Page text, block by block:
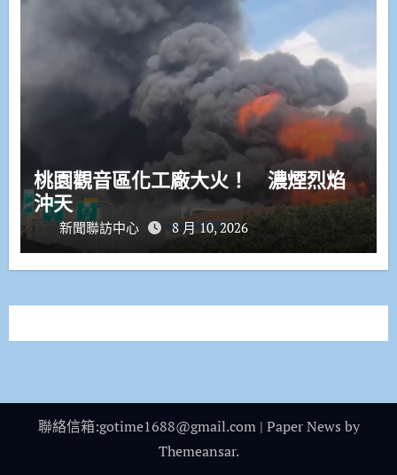
桃園觀音區化工廠大火！ 濃煙烈焰
沖天
新聞聯訪中心 8 月 10, 2026
聯絡信箱:gotime1688@gmail.com | Paper News by
Themeansar.